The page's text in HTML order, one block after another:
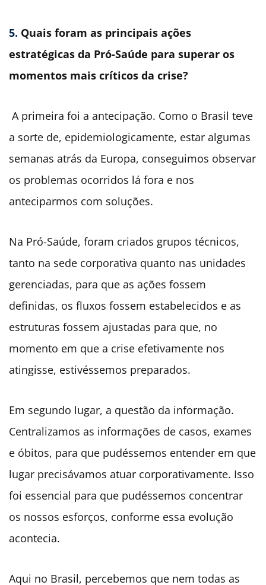
5. Quais foram as principais ações
estratégicas da Pró-Saúde para superar os
momentos mais críticos da crise?
A primeira foi a antecipação. Como o Brasil teve
a sorte de, epidemiologicamente, estar algumas
semanas atrás da Europa, conseguimos observar
os problemas ocorridos lá fora e nos
anteciparmos com soluções.
Na Pró-Saúde, foram criados grupos técnicos,
tanto na sede corporativa quanto nas unidades
gerenciadas, para que as ações fossem
definidas, os fluxos fossem estabelecidos e as
estruturas fossem ajustadas para que, no
momento em que a crise efetivamente nos
atingisse, estivéssemos preparados.
Em segundo lugar, a questão da informação.
Centralizamos as informações de casos, exames
e óbitos, para que pudéssemos entender em que
lugar precisávamos atuar corporativamente. Isso
foi essencial para que pudéssemos concentrar
os nossos esforços, conforme essa evolução
acontecia.
Aqui no Brasil, percebemos que nem todas as